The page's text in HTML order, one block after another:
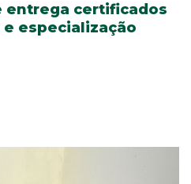
entrega certificados
especialização